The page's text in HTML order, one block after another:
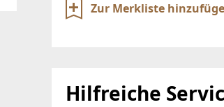
Zur Merkliste
Hilfreiche